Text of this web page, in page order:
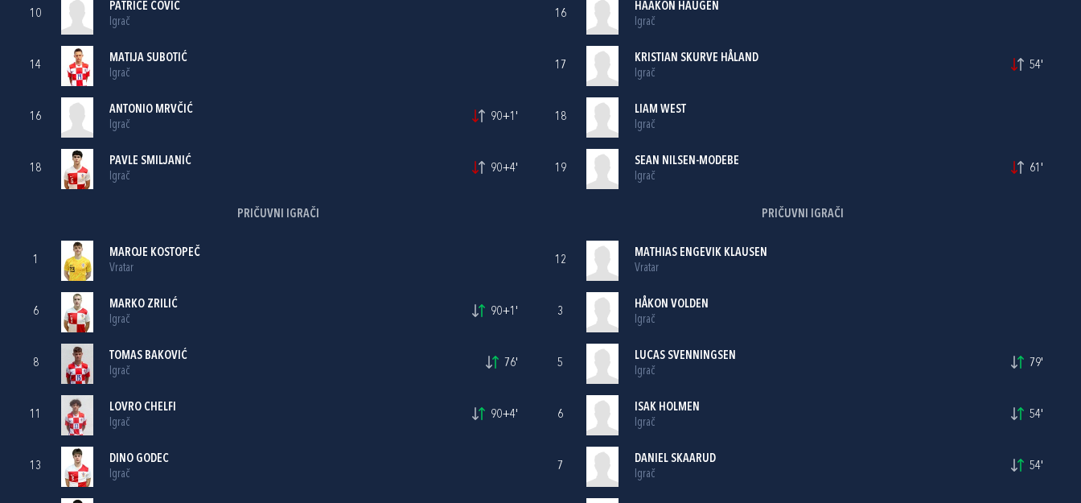
10
PATRICE ČOVIĆ
Igrač
14
MATIJA SUBOTIĆ
Igrač
16
ANTONIO MRVČIĆ
Igrač
90+1'
18
PAVLE SMILJANIĆ
Igrač
90+4'
PRIČUVNI IGRAČI
1
MAROJE KOSTOPEČ
Vratar
6
MARKO ZRILIĆ
Igrač
90+1'
8
TOMAS BAKOVIĆ
Igrač
76'
11
LOVRO CHELFI
Igrač
90+4'
13
DINO GODEC
Igrač
16
HAAKON HAUGEN
Igrač
17
KRISTIAN SKURVE HÅLAND
Igrač
54'
18
LIAM WEST
Igrač
19
SEAN NILSEN-MODEBE
Igrač
61'
PRIČUVNI IGRAČI
12
MATHIAS ENGEVIK KLAUSEN
Vratar
3
HÅKON VOLDEN
Igrač
5
LUCAS SVENNINGSEN
Igrač
79'
6
ISAK HOLMEN
Igrač
54'
7
DANIEL SKAARUD
Igrač
54'